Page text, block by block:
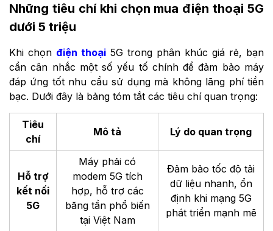
Những tiêu chí khi chọn mua điện thoại 5G
dưới 5 triệu
Khi chọn điện thoại 5G trong phân khúc giá rẻ, bạn
cần cân nhắc một số yếu tố chính để đảm bảo máy
đáp ứng tốt nhu cầu sử dụng mà không lãng phí tiền
bạc. Dưới đây là bảng tóm tắt các tiêu chí quan trọng:
Tiêu
chí
Mô tả Lý do quan trọng
Hỗ trợ
kết nối
5G
Máy phải có
modem 5G tích
hợp, hỗ trợ các
băng tần phổ biến
tại Việt Nam
Đảm bảo tốc độ tải
dữ liệu nhanh, ổn
định khi mạng 5G
phát triển mạnh mẽ